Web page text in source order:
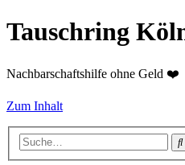
Tauschring
Nachbarschaftshilfe ohne Geld ❤️
Zum Inhalt